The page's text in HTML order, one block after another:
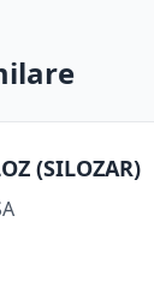
(SILOZAR)